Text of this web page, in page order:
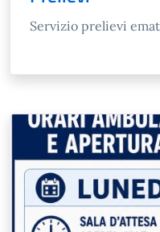
Servizio prelievi